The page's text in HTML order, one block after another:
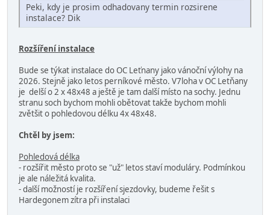
Peki, kdy je prosim odhadovany termin rozsirene
instalace? Dik
Rozšíření instalace
Bude se týkat instalace do OC Leťnany jako vánoční výlohy na
2026. Stejně jako letos perníkové město. V7loha v OC Letňany
je delší o 2 x 48x48 a ještě je tam další místo na sochy. Jednu
stranu soch bychom mohli obětovat takže bychom mohli
zvětšit o pohledovou délku 4x 48x48.
Chtěl by jsem:
Pohledová délka
- rozšířit město proto se "už" letos staví moduláry. Podmínkou
je ale náležitá kvalita.
- další možností je rozšíření sjezdovky, budeme řešit s
Hardegonem zítra při instalaci